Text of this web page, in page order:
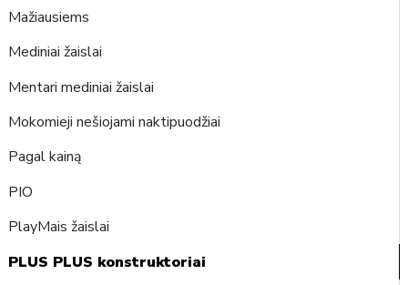
Mažiausiems
Mediniai žaislai
Mentari mediniai žaislai
Mokomieji nešiojami naktipuodžiai
Pagal kainą
PIO
PlayMais žaislai
PLUS PLUS konstruktoriai